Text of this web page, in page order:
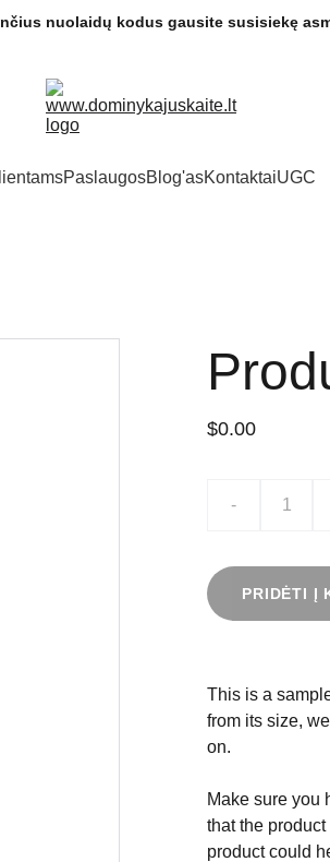
nuolaidų kodus gausite susisiekę
PaslaugosBlog'asKontaktaiUGC
$0.00
-
PRIDĖTI Į
This is a
from its size,
on.
Make sure you
that the
product could